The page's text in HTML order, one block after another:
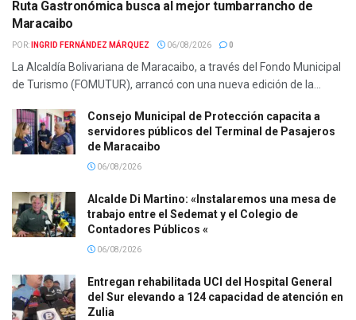
Ruta Gastronómica busca al mejor tumbarrancho de
Maracaibo
POR: INGRID FERNÁNDEZ MÁRQUEZ 06/08/2026 0
La Alcaldía Bolivariana de Maracaibo, a través del Fondo Municipal
de Turismo (FOMUTUR), arrancó con una nueva edición de la...
Consejo Municipal de Protección capacita a
servidores públicos del Terminal de Pasajeros
de Maracaibo
06/08/2026
Alcalde Di Martino: «Instalaremos una mesa de
trabajo entre el Sedemat y el Colegio de
Contadores Públicos «
06/08/2026
Entregan rehabilitada UCI del Hospital General
del Sur elevando a 124 capacidad de atención en
Zulia